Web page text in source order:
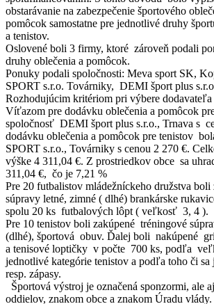
obstarávanie na zabezpečenie športového
pomôcok samostatne pre jednotlivé druhy
a tenistov.
Oslovené boli 3 firmy, ktoré zároveň podali
druhy oblečenia a pomôcok.
Ponuky podali spoločnosti: Meva sport SK,
SPORT s.r.o. Továrniky, DEMI šport plus
Rozhodujúcim kritériom pri výbere
Víťazom pre dodávku oblečenia a pomôcok
spoločnosť DEMI šport plus s.r.o., Trnava s
dodávku oblečenia a pomôcok pre tenistov
SPORT s.r.o., Továrniky s cenou 2 270 €.
výške 4 311,04 €. Z prostriedkov obce sa
311,04 €, čo je 7,21 %
Pre 20 futbalistov mládežníckeho družstva boli
súpravy letné, zimné ( dlhé) brankárske
spolu 20 ks futbalových lôpt ( veľkosť 3, 4 ).
Pre 10 tenistov boli zakúpené tréningové
(dlhé), športová obuv. Ďalej boli nakúpené
a tenisové loptičky v počte 700 ks, podľa
jednotlivé kategórie tenistov a podľa toho či sa
resp. zápasy.
Športová výstroj je označená sponzormi, ale
oddielov, znakom obce a znakom Úradu